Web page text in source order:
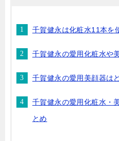
千賀健永は化粧水11本を
千賀健永の愛用化粧水や
千賀健永の愛用美顔器は
千賀健永の愛用化粧水・
とめ